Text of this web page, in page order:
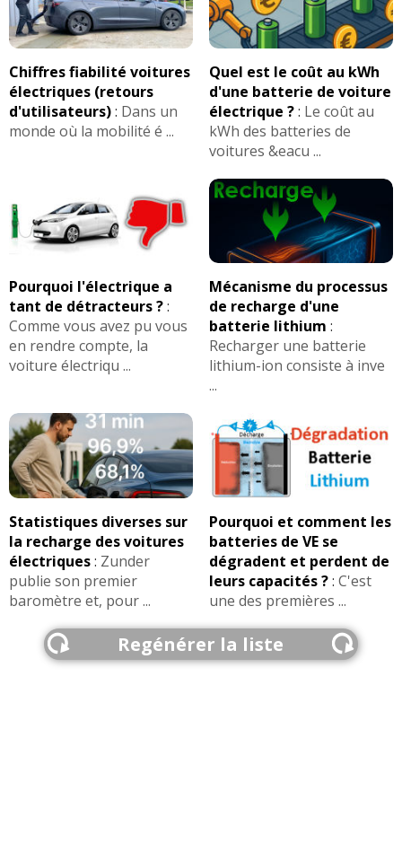
Chiffres fiabilité voitures
électriques (retours
d'utilisateurs): Dans un
monde où la mobilité é ...
Quel est le coût au kWh
d'une batterie de voiture
électrique ?: Le coût au
kWh des batteries de
voitures &eacu ...
Pourquoi l'électrique a
tant de détracteurs ?:
Comme vous avez pu vous
en rendre compte, la
voiture électriqu ...
Mécanisme du processus
de recharge d'une
batterie lithium :
Recharger une batterie
lithium-ion consiste à inve
...
Statistiques diverses sur
la recharge des voitures
électriques: Zunder
publie son premier
baromètre et, pour ...
Pourquoi et comment les
batteries de VE se
dégradent et perdent de
leurs capacités ?: C'est
une des premières ...
Regénérer la liste